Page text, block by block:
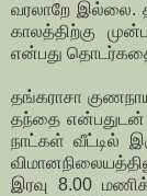
வரலாறே இல்லை.
காலத்திற்கு
என்பது
தங்கராசா
தந்தை என்பதுடன்
நாட்கள் வீட்டில்
இரவு 8.00